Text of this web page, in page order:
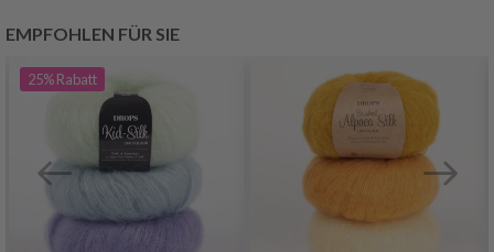
EMPFOHLEN FÜR SIE
25%Rabatt